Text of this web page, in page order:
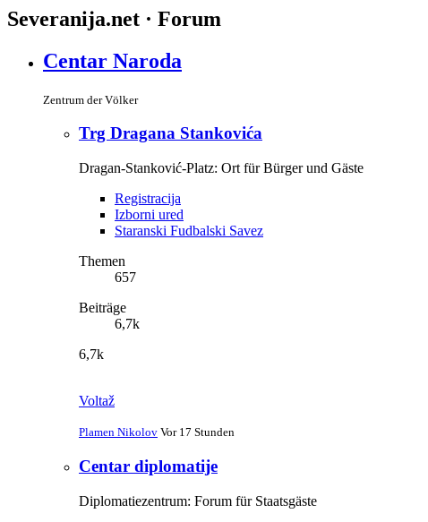
Severanija.net · Forum
Centar Naroda
Zentrum der Völker
Trg Dragana Stankovića
Dragan-Stanković-Platz: Ort für Bürger und Gäste
Registracija
Izborni ured
Staranski Fudbalski Savez
Themen
657
Beiträge
6,7k
6,7k
Voltaž
Plamen Nikolov Vor 17 Stunden
Centar diplomatije
Diplomatiezentrum: Forum für Staatsgäste